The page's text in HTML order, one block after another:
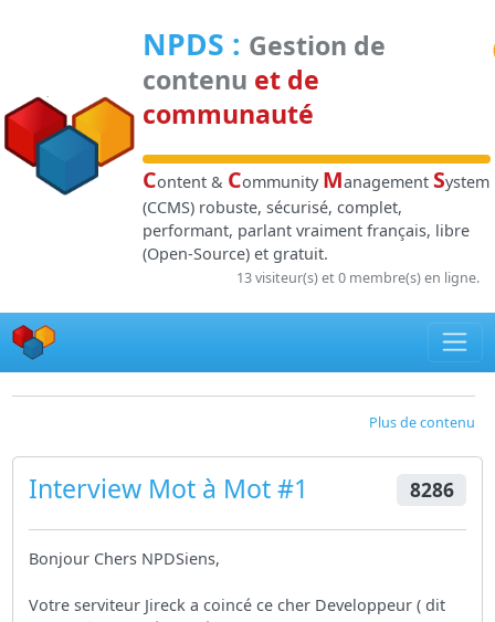
NPDS : Gestion de
contenu et de
communauté
Content & Community Management System
(CCMS) robuste, sécurisé, complet,
performant, parlant vraiment français, libre
(Open-Source) et gratuit.
13 visiteur(s) et 0 membre(s) en ligne.
Plus de contenu
Interview Mot à Mot #1 8286
Bonjour Chers NPDSiens,
Votre serviteur Jireck a coincé ce cher Developpeur ( dit